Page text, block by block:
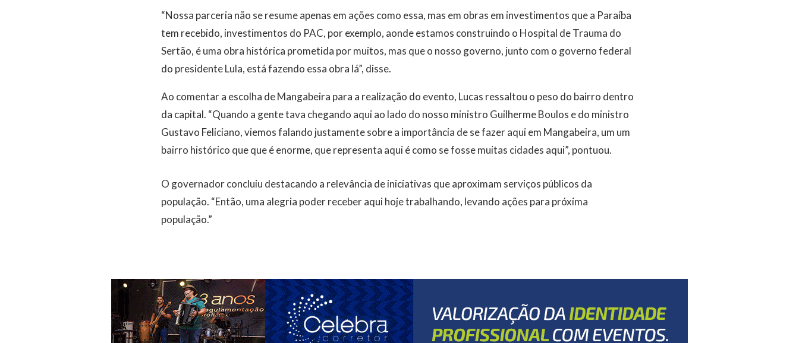
“Nossa parceria não se resume apenas em ações como essa, mas em obras em investimentos que a Paraíba
tem recebido, investimentos do PAC, por exemplo, aonde estamos construindo o Hospital de Trauma do
Sertão, é uma obra histórica prometida por muitos, mas que o nosso governo, junto com o governo federal
do presidente Lula, está fazendo essa obra lá”, disse.
Ao comentar a escolha de Mangabeira para a realização do evento, Lucas ressaltou o peso do bairro dentro
da capital. “Quando a gente tava chegando aqui ao lado do nosso ministro Guilherme Boulos e do ministro
Gustavo Feliciano, viemos falando justamente sobre a importância de se fazer aqui em Mangabeira, um um
bairro histórico que que é enorme, que representa aqui é como se fosse muitas cidades aqui”, pontuou.
O governador concluiu destacando a relevância de iniciativas que aproximam serviços públicos da
população. “Então, uma alegria poder receber aqui hoje trabalhando, levando ações para próxima
população.”